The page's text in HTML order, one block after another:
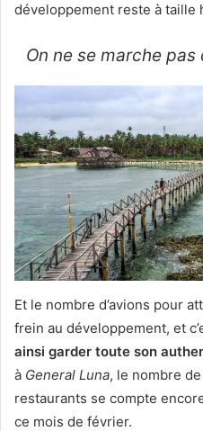
développement reste à taille
On ne se marche pas
Et le nombre d’avions pour
frein au développement, et
ainsi garder toute son
à General Luna, le nombre
restaurants se compte
ce mois de février.